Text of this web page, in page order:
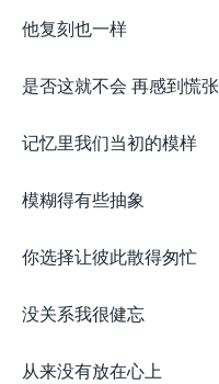
他复刻也一样
是否这就不会 再感到慌张
记忆里我们当初的模样
模糊得有些抽象
你选择让彼此散得匆忙
没关系我很健忘
从来没有放在心上